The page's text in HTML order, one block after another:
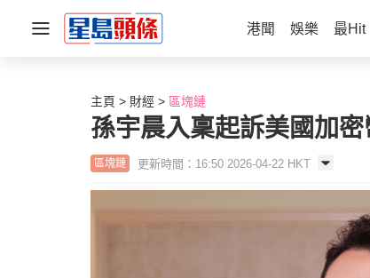
港聞 娛樂 最Hit
主頁 財經 區塊鏈
孫宇晨入稟起訴美國加
區塊鏈 更新時間：16:50 2026-04-22 HKT